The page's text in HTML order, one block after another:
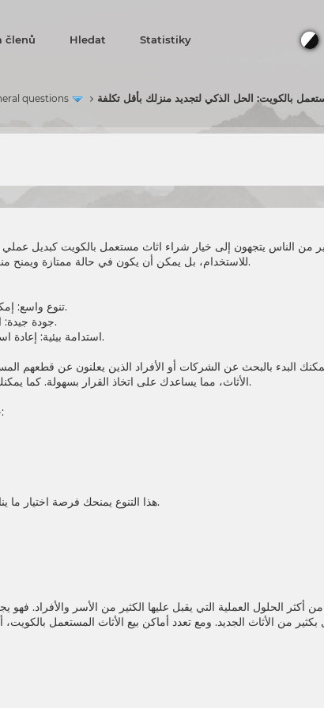
členů Hledat Statistiky
questions بالكويت: الحل الذكي لتجديد منزلك بأقل تكلفة
من الناس يتجهون إلى خيار شراء اثاث مستعمل بالكويت كبديل عملي
للاستخدام، بل يمكن أن يكون في حالة ممتازة ويمنح منزلك لمسة مميزة، مع توفير مبالغ كبيرة مقارنة بشراء الجديد.
تنوع واسع: إمكانية العثور على قطع كلاسيكية أو حديثة تناسب جميع الأذواق.
جودة جيدة: الكثير من الأثاث المستعمل يكون بحالة ممتازة أو شبه جديدة.
استدامة بيئية: إعادة استخدام الأثاث المستعمل يقلل من الهدر ويحافظ على الموارد.
البدء بالبحث عن الشركات أو الأفراد الذين يعلنون عن
الأثاث، مما يساعدك على اتخاذ القرار بسهولة. كما يمكنك معاينة الأثاث بنفسك للتأكد من جودته ومطابقته لاحتياجاتك.
تشمل العديد من القطع، مثل:
هذا التنوع يمنحك فرصة اختيار ما يناسبك سواء للتجديد المنزلي أو تجهيز شقة جديدة بأقل تكلفة.
أكثر الحلول العملية التي يقبل عليها الكثير من الأسر والأفراد.